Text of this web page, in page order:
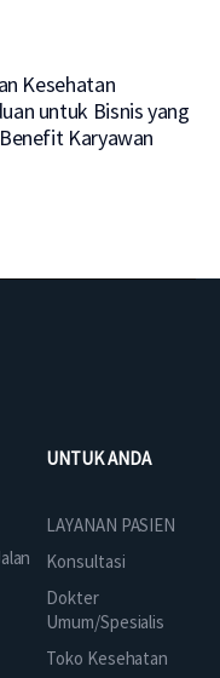
Kesehatan
untuk Bisnis yang
Karyawan
UNTUK ANDA
LAYANAN PASIEN
Konsultasi
Dokter
Umum/Spesialis
Toko Kesehatan